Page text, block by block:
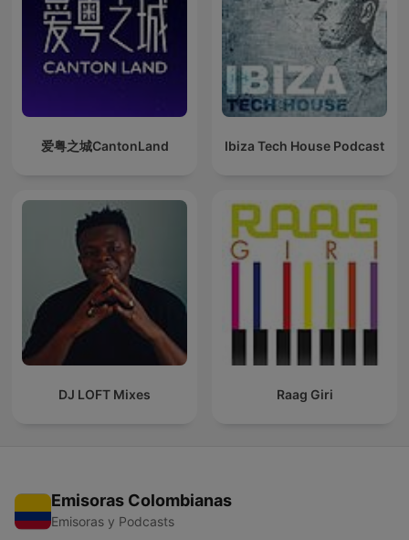
爱粤之城CantonLand Ibiza Tech House Podcast
DJ LOFT Mixes Raag Giri
Emisoras Colombianas
Emisoras y Podcasts